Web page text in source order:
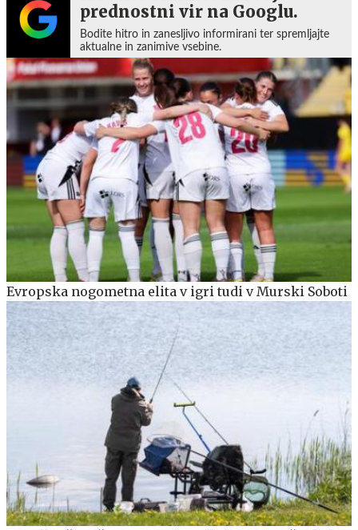
prednostni vir na Googlu.
Bodite hitro in zanesljivo informirani ter spremljajte
aktualne in zanimive vsebine.
Evropska nogometna elita v igri tudi v Murski Soboti